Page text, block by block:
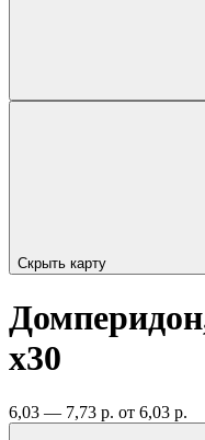
Скрыть карту
x30
6,03 — 7,73 р. от 6,03 р.